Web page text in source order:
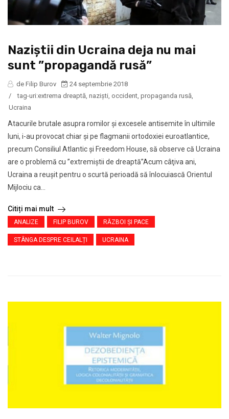
Naziştii din Ucraina deja nu mai
sunt ”propagandă rusă”
de Filip Burov
24 septembrie 2018
/
tag-uri:extrema dreaptă, nazişti, occident, propaganda rusă,
Ucraina
Atacurile brutale asupra romilor şi excesele antisemite în ultimile
luni, i-au provocat chiar şi pe flagmanii ortodoxiei euroatlantice,
precum Consiliul Atlantic şi Freedom House, să observe că Ucraina
are o problemă cu ”extremiştii de dreaptă”Acum câţiva ani,
Ucraina a reuşit pentru o scurtă perioadă să înlocuiască Orientul
Mijlociu ca...
Citiți mai mult
ANALIZE FILIP BUROV RĂZBOI ŞI PACE
STÂNGA DESPRE CEILALȚI UCRAINA